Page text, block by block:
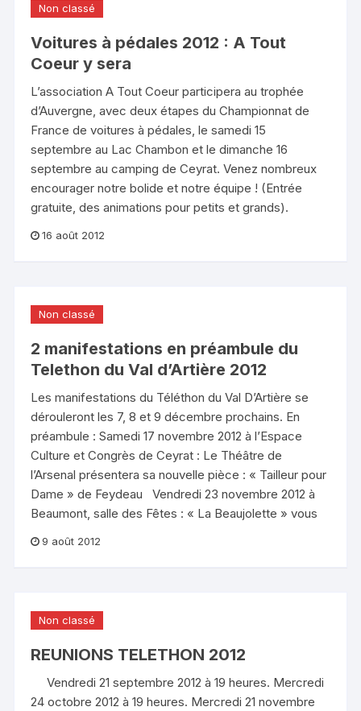
Non classé
Voitures à pédales 2012 : A Tout
Coeur y sera
L’association A Tout Coeur participera au trophée
d’Auvergne, avec deux étapes du Championnat de
France de voitures à pédales, le samedi 15
septembre au Lac Chambon et le dimanche 16
septembre au camping de Ceyrat. Venez nombreux
encourager notre bolide et notre équipe ! (Entrée
gratuite, des animations pour petits et grands).
16 août 2012
Non classé
2 manifestations en préambule du
Telethon du Val d’Artière 2012
Les manifestations du Téléthon du Val D’Artière se
dérouleront les 7, 8 et 9 décembre prochains. En
préambule : Samedi 17 novembre 2012 à l’Espace
Culture et Congrès de Ceyrat : Le Théâtre de
l’Arsenal présentera sa nouvelle pièce : « Tailleur pour
Dame » de Feydeau Vendredi 23 novembre 2012 à
Beaumont, salle des Fêtes : « La Beaujolette » vous
9 août 2012
Non classé
REUNIONS TELETHON 2012
Vendredi 21 septembre 2012 à 19 heures. Mercredi
24 octobre 2012 à 19 heures. Mercredi 21 novembre